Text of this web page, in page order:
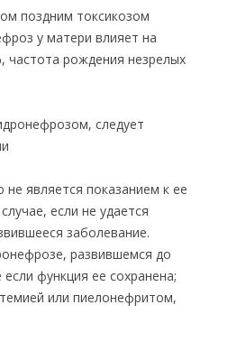
поздним токсикозом
у матери влияет на
частота рождения незрелых
следует
является показанием к ее
если не удается
заболевание.
развившемся до
функция ее сохранена;
или пиелонефритом,